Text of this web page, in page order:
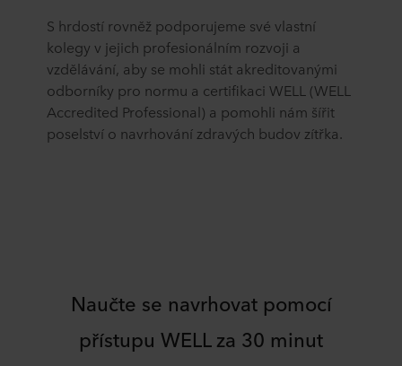
S hrdostí rovněž podporujeme své vlastní
kolegy v jejich profesionálním rozvoji a
vzdělávání, aby se mohli stát akreditovanými
odborníky pro normu a certifikaci WELL (WELL
Accredited Professional) a pomohli nám šířit
poselství o navrhování zdravých budov zítřka.
Naučte se navrhovat pomocí
přístupu WELL za 30 minut